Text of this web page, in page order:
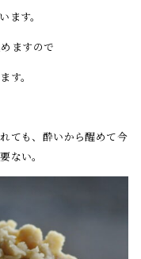
す。
ますので
す。
ても、酔いから醒めて今
ない。